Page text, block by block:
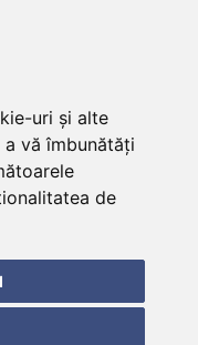
uri și alte
vă îmbunătăți
de